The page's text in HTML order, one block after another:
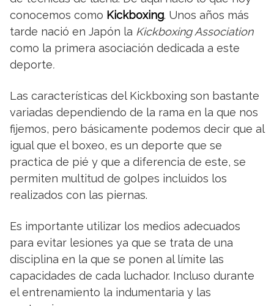
conocemos como Kickboxing. Unos años más
tarde nació en Japón la Kickboxing Association
como la primera asociación dedicada a este
deporte.
Las características del Kickboxing son bastante
variadas dependiendo de la rama en la que nos
fijemos, pero básicamente podemos decir que al
igual que el boxeo, es un deporte que se
practica de pié y que a diferencia de este, se
permiten multitud de golpes incluidos los
realizados con las piernas.
Es importante utilizar los medios adecuados
para evitar lesiones ya que se trata de una
disciplina en la que se ponen al límite las
capacidades de cada luchador. Incluso durante
el entrenamiento la indumentaria y las